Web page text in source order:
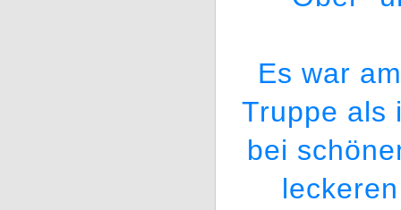
Es war
Truppe als
bei